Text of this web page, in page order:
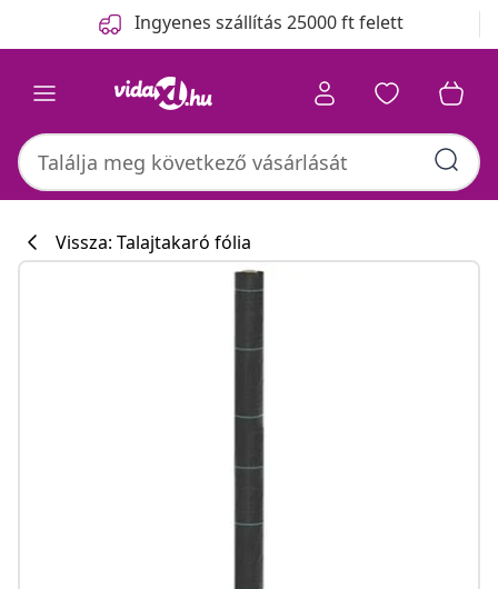
Ingyenes szállítás 25000 ft felett
Vissza: Talajtakaró fólia